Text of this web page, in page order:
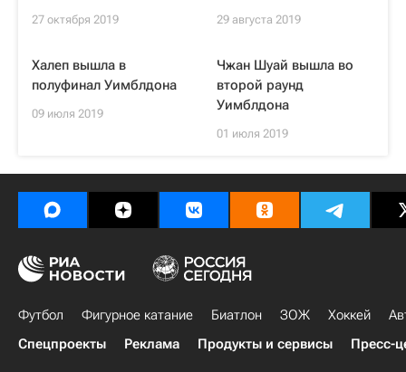
27 октября 2019 29 августа 2019
Халеп вышла в
полуфинал Уимблдона
09 июля 2019
Чжан Шуай вышла во
второй раунд
Уимблдона
01 июля 2019
Футбол Фигурное катание Биатлон ЗОЖ Хоккей
Спецпроекты
Реклама Продукты и сервисы Пресс-